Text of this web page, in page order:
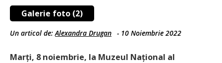
Galerie foto (2)
Un articol de:Alexandra Drugan - 10 Noiembrie 2022
Marți, 8 noiembrie, la Muzeul Național al